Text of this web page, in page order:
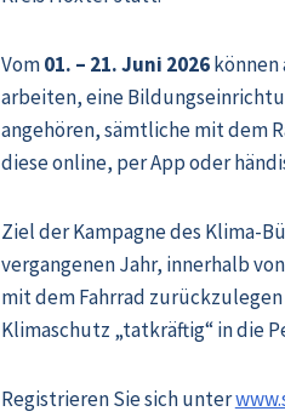
Vom01. – 21. Juni 2026können
arbeiten, eine
angehören, sämtliche mit dem
diese online, per App oder
Ziel der Kampagne des Klima-
vergangenen Jahr, innerhalb
mit dem Fahrrad
Klimaschutz „tatkräftig“ in die
Registrieren Sie sich unter